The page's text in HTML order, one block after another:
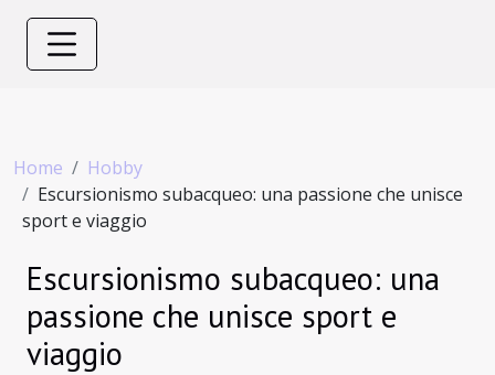
Home
Hobby
Escursionismo subacqueo: una passione che unisce
sport e viaggio
Escursionismo subacqueo: una
passione che unisce sport e
viaggio